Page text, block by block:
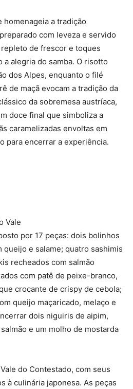
homenageia a tradição
com leveza e servido
de frescor e toques
alegria do samba. O risotto
dos Alpes, enquanto o filé
de maçã evocam a tradição da
da sobremesa austríaca,
doce final que simboliza a
caramelizadas envoltas em
para encerrar a experiência.
Vale
por 17 peças: dois bolinhos
queijo e salame; quatro sashimis
recheados com salmão
com patê de peixe-branco,
crocante de crispy de cebola;
queijo maçaricado, melaço e
dois niguiris de aipim,
e um molho de mostarda
do Contestado, com seus
à culinária japonesa. As peças